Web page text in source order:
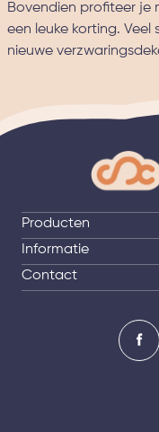
Bovendien profiteer je
een leuke korting.
nieuwe
Producten
Informatie
Contact